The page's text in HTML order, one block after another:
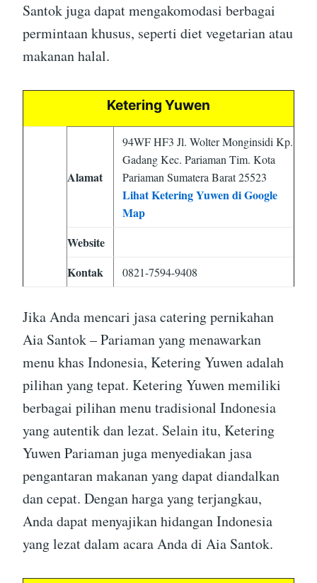
Santok juga dapat mengakomodasi berbagai
permintaan khusus, seperti diet vegetarian atau
makanan halal.
Ketering Yuwen
Alamat
94WF HF3 Jl. Wolter Monginsidi Kp.
Gadang Kec. Pariaman Tim. Kota
Pariaman Sumatera Barat 25523
Lihat Ketering Yuwen di Google
Map
Website
Kontak
0821-7594-9408
Jika Anda mencari jasa catering pernikahan
Aia Santok – Pariaman yang menawarkan
menu khas Indonesia, Ketering Yuwen adalah
pilihan yang tepat. Ketering Yuwen memiliki
berbagai pilihan menu tradisional Indonesia
yang autentik dan lezat. Selain itu, Ketering
Yuwen Pariaman juga menyediakan jasa
pengantaran makanan yang dapat diandalkan
dan cepat. Dengan harga yang terjangkau,
Anda dapat menyajikan hidangan Indonesia
yang lezat dalam acara Anda di Aia Santok.